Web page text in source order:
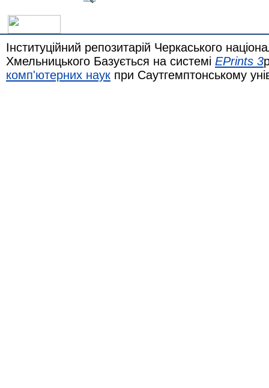
Інституційний репозитарій Черкаського
Хмельницького Базується на системі EPrints 3
комп'ютерних наук при Саутгемптонському